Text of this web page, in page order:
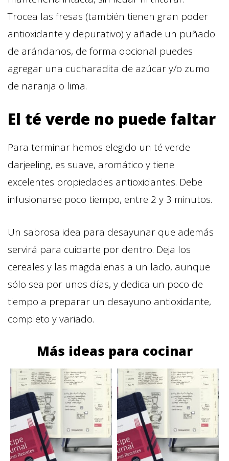
Trocea las fresas (también tienen gran poder
antioxidante y depurativo) y añade un puñado
de arándanos, de forma opcional puedes
agregar una cucharadita de azúcar y/o zumo
de naranja o lima.
El té verde no puede faltar
Para terminar hemos elegido un té verde
darjeeling, es suave, aromático y tiene
excelentes propiedades antioxidantes. Debe
infusionarse poco tiempo, entre 2 y 3 minutos.
Un sabrosa idea para desayunar que además
servirá para cuidarte por dentro. Deja los
cereales y las magdalenas a un lado, aunque
sólo sea por unos días, y dedica un poco de
tiempo a preparar un desayuno antioxidante,
completo y variado.
Más ideas para cocinar